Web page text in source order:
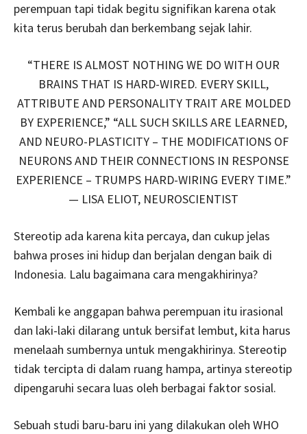
perempuan tapi tidak begitu signifikan karena otak
kita terus berubah dan berkembang sejak lahir.
“THERE IS ALMOST NOTHING WE DO WITH OUR
BRAINS THAT IS HARD-WIRED. EVERY SKILL,
ATTRIBUTE AND PERSONALITY TRAIT ARE MOLDED
BY EXPERIENCE,” “ALL SUCH SKILLS ARE LEARNED,
AND NEURO-PLASTICITY – THE MODIFICATIONS OF
NEURONS AND THEIR CONNECTIONS IN RESPONSE
EXPERIENCE – TRUMPS HARD-WIRING EVERY TIME.”
— LISA ELIOT, NEUROSCIENTIST
Stereotip ada karena kita percaya, dan cukup jelas
bahwa proses ini hidup dan berjalan dengan baik di
Indonesia. Lalu bagaimana cara mengakhirinya?
Kembali ke anggapan bahwa perempuan itu irasional
dan laki-laki dilarang untuk bersifat lembut, kita harus
menelaah sumbernya untuk mengakhirinya. Stereotip
tidak tercipta di dalam ruang hampa, artinya stereotip
dipengaruhi secara luas oleh berbagai faktor sosial.
Sebuah studi baru-baru ini yang dilakukan oleh WHO